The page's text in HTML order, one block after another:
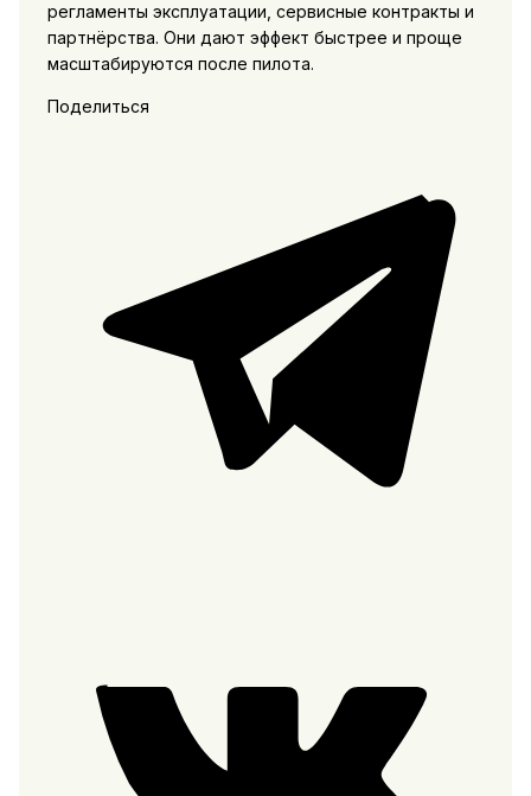
регламенты эксплуатации, сервисные контракты и
партнёрства. Они дают эффект быстрее и проще
масштабируются после пилота.
Поделиться